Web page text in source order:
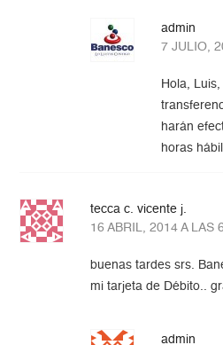
admin
7 JULIO,
Hola,
harán
horas
tecca c. vicente j.
16 ABRIL, 2014 A LAS
buenas tardes srs.
mi tarjeta de Débito..
admin